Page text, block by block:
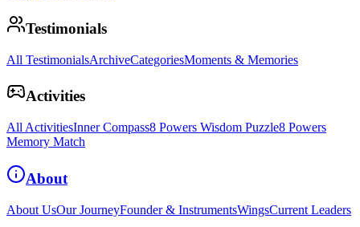
Testimonials
All TestimonialsArchiveCategoriesMoments & Memories
Activities
All ActivitiesInner Compass8 Powers Wisdom Puzzle8 Powers
Memory Match
About
About UsOur JourneyFounder & InstrumentsWingsCurrent Leaders